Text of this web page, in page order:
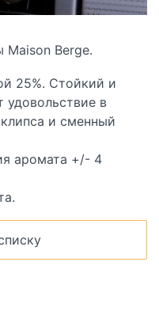
Berge.
25%. Стойкий и
удовольствие в
и сменный
аромата +/- 4